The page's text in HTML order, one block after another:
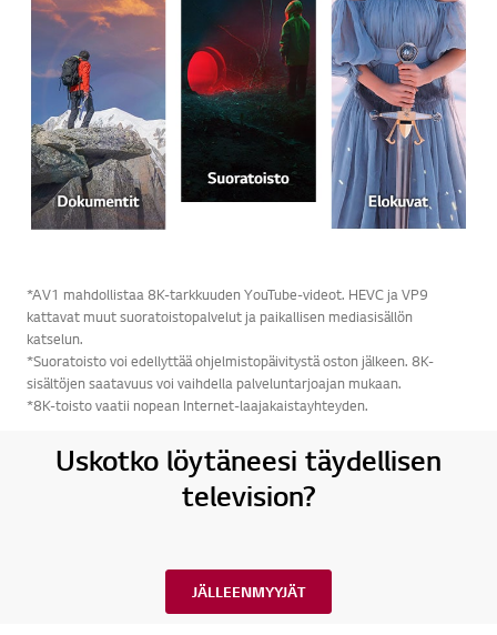
*AV1 mahdollistaa 8K-tarkkuuden YouTube-videot. HEVC ja VP9
kattavat muut suoratoistopalvelut ja paikallisen mediasisällön
katselun.
*Suoratoisto voi edellyttää ohjelmistopäivitystä oston jälkeen. 8K-
sisältöjen saatavuus voi vaihdella palveluntarjoajan mukaan.
*8K-toisto vaatii nopean Internet-laajakaistayhteyden.
Uskotko löytäneesi täydellisen
television?
JÄLLEENMYYJÄT